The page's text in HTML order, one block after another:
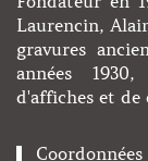
Laurencin,
gravures
années
d'affiches et de
Coordonnées